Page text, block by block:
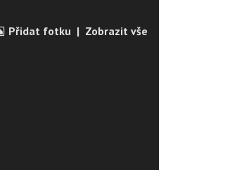
Přidat fotku | Zobrazit vše